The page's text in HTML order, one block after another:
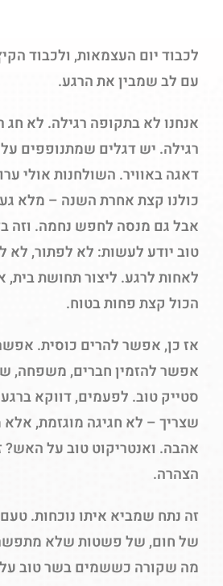
לכבוד יום העצמאות, ולכבוד
עם לב שמבין את הרגע.
אנחנו לא בתקופה רגילה. לא חג
רגילה. יש דגלים שמתנופפים
דאגה באוויר. השולחנות אולי
כולנו קצת אחרת השנה – מלא
אבל גם מנסה לחפש נחמה. וזה
טוב יודע לעשות: לא לפתור,
לאחות לרגע. ליצור תחושת בית,
הכול קצת פחות בטוח.
אז כן, אפשר להרים כוסית.
אפשר להזמין חברים, משפחה,
סטייק טוב. לפעמים, דווקא
שצריך – לא חגיגה מוגזמת,
אהבה. ואנטריקוט טוב על האש?
הצהרה.
זה נתח שמביא איתו נוכחות.
של חום, של פשטות שלא
מה שקורה כששמים בשר טוב על